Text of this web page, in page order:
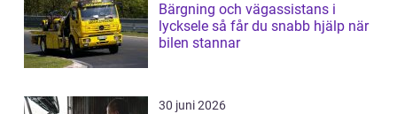
Bärgning och vägassistans i
lycksele så får du snabb hjälp när
bilen stannar
30 juni 2026